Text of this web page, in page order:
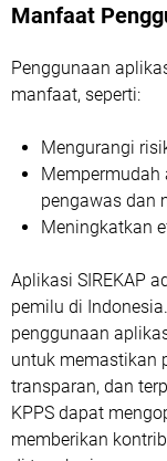
Manfaat
Penggunaan
manfaat, seperti:
Mengurangi
Mempermudah
pengawas dan
Meningkatkan
Aplikasi SIREKAP
pemilu di
penggunaan
untuk memastikan
transparan, dan
KPPS dapat
memberikan